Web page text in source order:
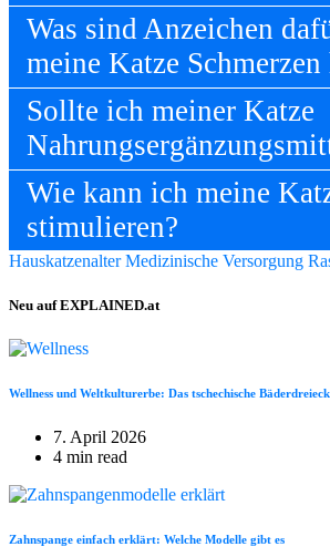
Was sind Anzeichen
meine Katze Schmerzen
Sollte ich meiner Katze
Wie kann ich meine
stimulieren?
Hauskatzenalter Medizinische Versorgung
Neu auf EXPLAINED.at
Wellness und Weltkulturerbe: Das tschechische
7. April 2026
4 min read
Zahnspange einfach erklärt: Welche Modelle gibt es